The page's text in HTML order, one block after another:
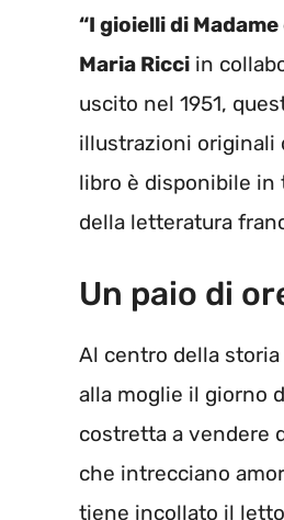
“I gioielli di Madame
Maria Ricci in
uscito nel 1951,
illustrazioni originali
libro è disponibile in
della letteratura
Un paio di
Al centro della
alla moglie il giorno
costretta a vendere
che intrecciano
tiene incollato il